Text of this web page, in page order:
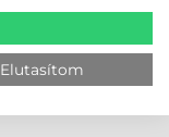
Elutasítom